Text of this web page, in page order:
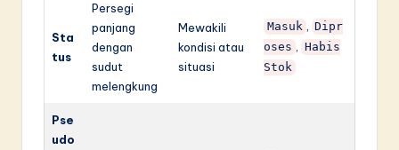
Sta
tus
Persegi
panjang
dengan
sudut
melengkung
Mewakili
kondisi atau
situasi
Masuk , Dipr
oses , Habis
Stok
Pse
udo